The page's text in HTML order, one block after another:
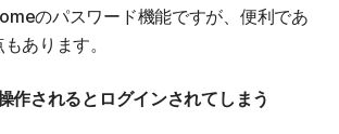
のパスワード機能ですが、便利であ
あります。
作されるとログインされてしまう